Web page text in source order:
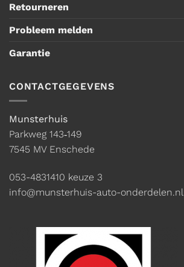
Retourneren
Probleem melden
Garantie
CONTACTGEGEVENS
Munsterhuis
Parkweg 143‑149
7545 MV Enschede
053-4831410 keuze 3
info@munsterhuis-auto-onderdelen.nl